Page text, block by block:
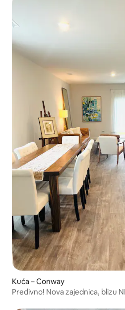
Kuća – Conway
Predivno! Nova zajednica, blizu